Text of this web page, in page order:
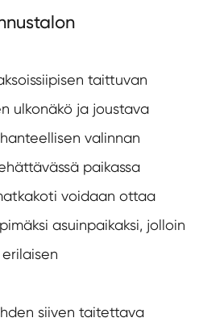
taittuvan
ulkonäkö ja joustava
valinnan
paikassa
voidaan ottaa
asuinpaikaksi, jolloin
siiven taitettava